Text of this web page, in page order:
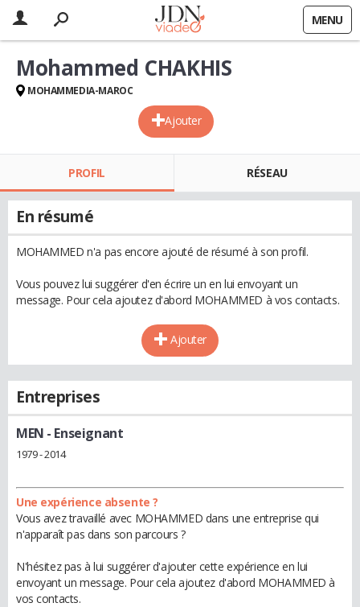
MENU
Ajouter
Mohammed CHAKHIS
MOHAMMEDIA-MAROC
PROFIL RÉSEAU
En résumé
MOHAMMED n'a pas encore ajouté de résumé à son profil.
Vous pouvez lui suggérer d'en écrire un en lui envoyant un
message. Pour cela ajoutez d'abord MOHAMMED à vos contacts.
Ajouter
Entreprises
MEN - Enseignant
1979 - 2014
Une expérience absente ?
Vous avez travaillé avec MOHAMMED dans une entreprise qui
n'apparaît pas dans son parcours ?
N'hésitez pas à lui suggérer d'ajouter cette expérience en lui
envoyant un message. Pour cela ajoutez d'abord MOHAMMED à
vos contacts.